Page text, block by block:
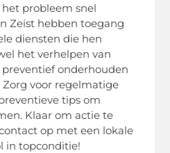
probleem snel
Zeist hebben toegang
diensten die hen
het verhelpen van
onderhouden
voor regelmatige
tips om
Klaar om actie te
op met een lokale
in topconditie!